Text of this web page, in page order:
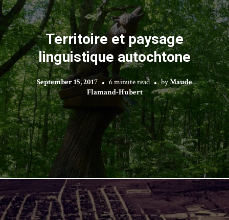
Territoire et paysage
linguistique autochtone
September 15, 2017 6 minute read byMaude
Flamand-Hubert